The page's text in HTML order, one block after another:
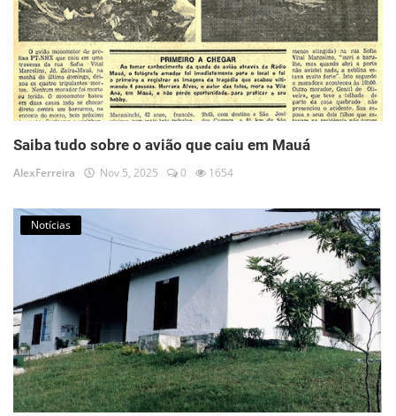
Saiba tudo sobre o avião que caiu em Mauá
AlexFerreira Nov 5, 2025 0 1654
Notícias